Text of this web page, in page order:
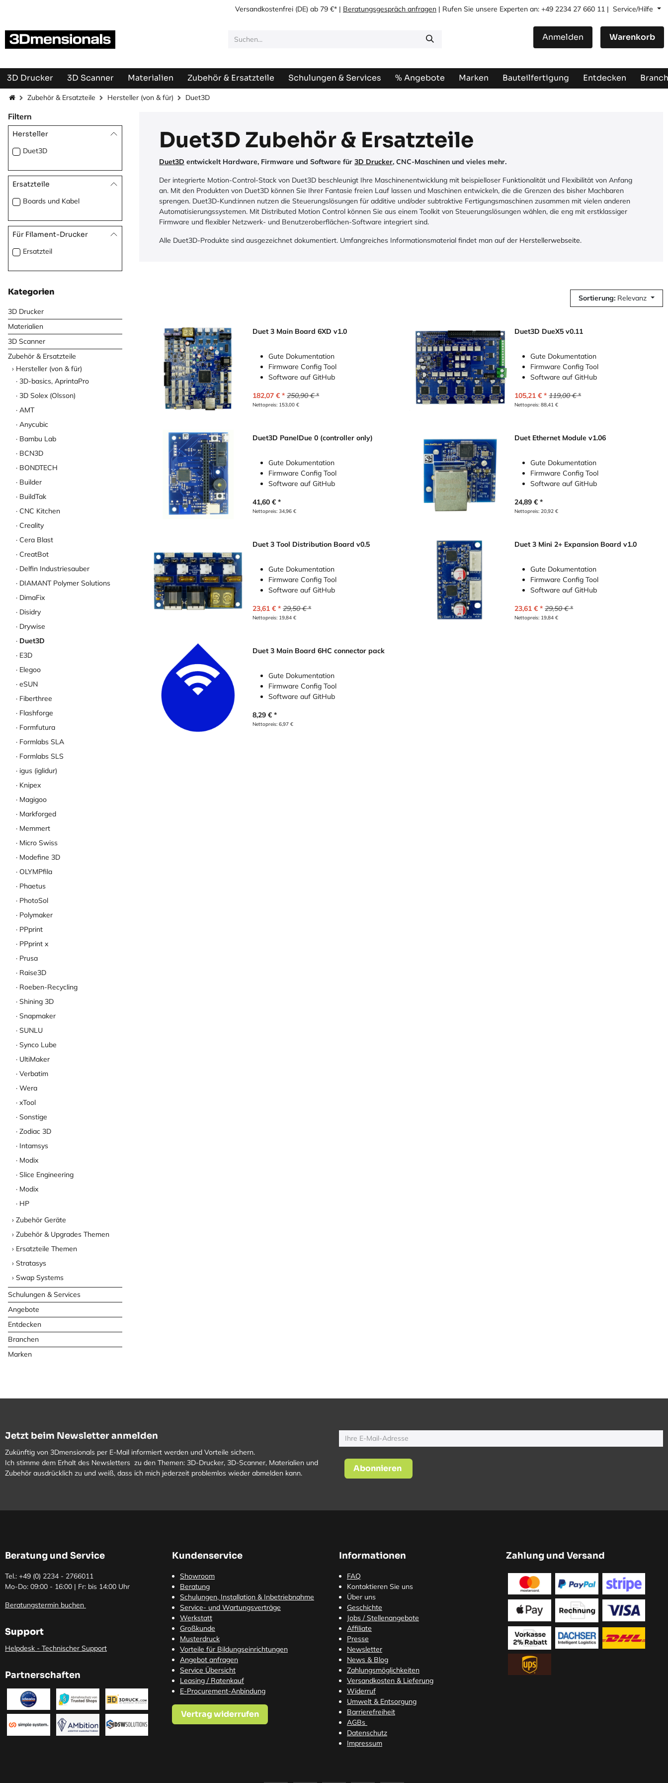
Versandkostenfrei (DE) ab 79 €* | Beratungsgespräch anfragen | Rufen Sie unsere Experten an: +49 2234 27 660 11 | Service/Hilfe
Anmelden Warenkorb
3D Drucker 3D Scanner Materialien Zubehör & Ersatzteile Schulungen & Services % Angebote Marken Bauteilfertigung Entdecken
Zubehör & Ersatzteile Hersteller (von & für) Duet3D
Filtern
Hersteller
Duet3D
Ersatzteile
Boards und Kabel
Für Filament-Drucker
Ersatzteil
Kategorien
3D Drucker
Materialien
3D Scanner
Zubehör & Ersatzteile
Hersteller (von & für)
3D-basics, AprintaPro
3D Solex (Olsson)
AMT
Anycubic
Bambu Lab
BCN3D
BONDTECH
Builder
BuildTak
CNC Kitchen
Creality
Cera Blast
CreatBot
Delfin Industriesauber
DIAMANT Polymer Solutions
DimaFix
Disidry
Drywise
Duet3D
E3D
Elegoo
eSUN
Fiberthree
Flashforge
Formfutura
Formlabs SLA
Formlabs SLS
igus (iglidur)
Knipex
Magigoo
Markforged
Memmert
Micro Swiss
Modefine 3D
OLYMPfila
Phaetus
PhotoSol
Polymaker
PPprint
PPprint x
Prusa
Raise3D
Roeben-Recycling
Shining 3D
Snapmaker
SUNLU
Synco Lube
UltiMaker
Verbatim
Wera
xTool
Sonstige
Zodiac 3D
Intamsys
Modix
Slice Engineering
Modix
HP
Zubehör Geräte
Zubehör & Upgrades Themen
Ersatzteile Themen
Stratasys
Swap Systems
Schulungen & Services
Angebote
Entdecken
Branchen
Marken
Duet3D Zubehör & Ersatzteile
Duet3D entwickelt Hardware, Firmware und Software für 3D Drucker, CNC-Maschinen und vieles mehr.
Der integrierte Motion-Control-Stack von Duet3D beschleunigt Ihre Maschinenentwicklung mit beispielloser Funktionalität und Flexibilität von Anfang
an. Mit den Produkten von Duet3D können Sie Ihrer Fantasie freien Lauf lassen und Maschinen entwickeln, die die Grenzen des bisher Machbaren
sprengen. Duet3D-Kund:innen nutzen die Steuerungslösungen für additive und/oder subtraktive Fertigungsmaschinen zusammen mit vielen anderen
Automatisierungssystemen. Mit Distributed Motion Control können Sie aus einem Toolkit von Steuerungslösungen wählen, die eng mit erstklassiger
Firmware und flexibler Netzwerk- und Benutzeroberflächen-Software integriert sind.
Alle Duet3D-Produkte sind ausgezeichnet dokumentiert. Umfangreiches Informationsmaterial findet man auf der Herstellerwebseite.
Sortierung: Relevanz
Duet 3 Main Board 6XD v1.0
Gute Dokumentation
Firmware Config Tool
Software auf GitHub
182,07 € 250,90€
Nettopreis: 153,00 €
Duet3D DueX5 v0.11
Gute Dokumentation
Firmware Config Tool
Software auf GitHub
105,21 € 119,00€
Nettopreis:88,41 €
Duet3D PanelDue 0 (controller only)
Gute Dokumentation
Firmware Config Tool
Software auf GitHub
41,60 €
Nettopreis:34,96 €
Duet Ethernet Module v1.06
Gute Dokumentation
Firmware Config Tool
Software auf GitHub
24,89 €
Nettopreis:20,92 €
Duet 3 Tool Distribution Board v0.5
Gute Dokumentation
Firmware Config Tool
Software auf GitHub
23,61 € 29,50€
Nettopreis: 19,84 €
Duet 3 Mini 2+ Expansion Board v1.0
Gute Dokumentation
Firmware Config Tool
Software auf GitHub
23,61 € 29,50€
Nettopreis: 19,84 €
Duet 3 Main Board 6HC connector pack
Gute Dokumentation
Firmware Config Tool
Software auf GitHub
8,29 €
Nettopreis:6,97 €
Jetzt beim Newsletter anmelden
Zukünftig von 3Dmensionals per E-Mail informiert werden und Vorteile sichern.
Ich stimme dem Erhalt des Newsletters zu den Themen: 3D-Drucker, 3D-Scanner, Materialien und
Zubehör ausdrücklich zu und weiß, dass ich mich jederzeit problemlos wieder abmelden kann.
Abonnieren
Beratung und Service
Tel.: +49 (0) 2234 - 2766011
Mo-Do: 09:00 - 16:00 | Fr: bis 14:00 Uhr
Beratungstermin buchen
Support
Helpdesk - Technischer Support
Partnerschaften
Kundenservice
Showroom
Beratung
Schulungen, Installation & Inbetriebnahme
Service- und Wartungsverträge
Werkstatt
Großkunde
Musterdruck
Vorteile für Bildungseinrichtungen
Angebot anfragen
Service Übersicht
Leasing / Ratenkauf
E-Procurement-Anbindung
Vertrag widerrufen
Informationen
FAQ
Kontaktieren Sie uns
Über uns
Geschichte
Jobs / Stellenangebote
Affiliate
Presse
Newsletter
News & Blog
Zahlungsmöglichkeiten
Versandkosten & Lieferung
Widerruf
Umwelt & Entsorgung
Barrierefreiheit
AGBs
Datenschutz
Impressum
Zahlung und Versand